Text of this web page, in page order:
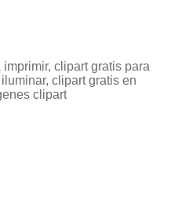
clipart gratis para
clipart gratis en
clipart